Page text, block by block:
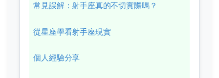
常見誤解：射手座真的不切實際嗎？
從星座學看射手座現實
個人經驗分享